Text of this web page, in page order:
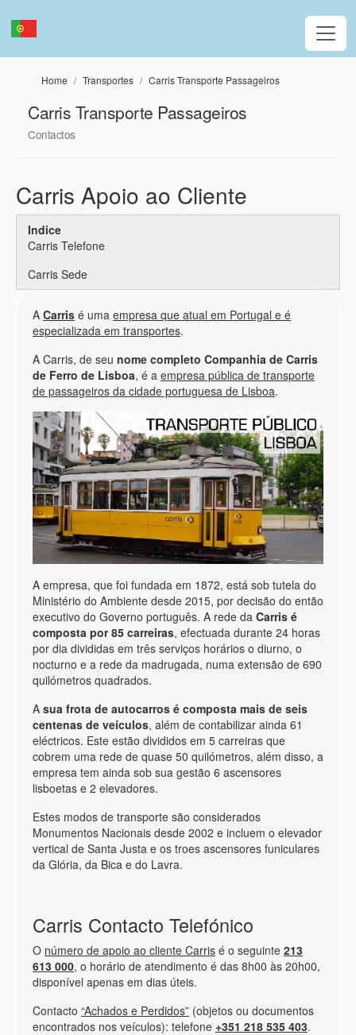
Home Transportes Carris Transporte Passageiros
Carris Transporte Passageiros
Contactos
Carris Apoio ao Cliente
Indice
Carris Telefone
Carris Sede
A Carris é uma empresa que atual em Portugal e é
especializada em transportes.
A Carris, de seu nome completo Companhia de Carris
de Ferro de Lisboa, é a empresa pública de transporte
de passageiros da cidade portuguesa de Lisboa.
A empresa, que foi fundada em 1872, está sob tutela do
Ministério do Ambiente desde 2015, por decisão do então
executivo do Governo português. A rede da Carris é
composta por 85 carreiras, efectuada durante 24 horas
por dia divididas em três serviços horários o diurno, o
nocturno e a rede da madrugada, numa extensão de 690
quilómetros quadrados.
A sua frota de autocarros é composta mais de seis
centenas de veículos, além de contabilizar ainda 61
eléctricos. Este estão divididos em 5 carreiras que
cobrem uma rede de quase 50 quilómetros, além disso, a
empresa tem ainda sob sua gestão 6 ascensores
lisboetas e 2 elevadores.
Estes modos de transporte são considerados
Monumentos Nacionais desde 2002 e incluem o elevador
vertical de Santa Justa e os troes ascensores funiculares
da Glória, da Bica e do Lavra.
Carris Contacto Telefónico
O número de apoio ao cliente Carris é o seguinte 213
613 000, o horário de atendimento é das 8h00 às 20h00,
disponível apenas em dias úteis.
Contacto “Achados e Perdidos” (objetos ou documentos
encontrados nos veículos): telefone +351 218 535 403.